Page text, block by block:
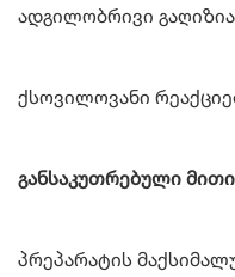
ადგილობრივი
ქსოვილოვანი
განსაკუთრებული
პრეპარატის